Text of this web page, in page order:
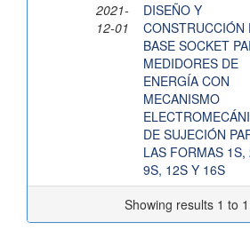
2021-
12-01
DISEÑO Y
CONSTRUCCIÓN
BASE SOCKET
MEDIDORES DE
ENERGÍA CON
MECANISMO
DE SUJECIÓN
LAS FORMAS 1S,
9S, 12S Y 16S
Showing results 1 to